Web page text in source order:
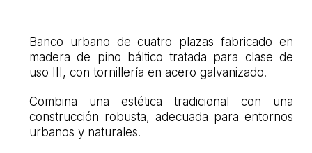
Banco urbano de cuatro plazas fabricado en
madera de pino báltico tratada para clase de
uso III, con tornillería en acero galvanizado.
Combina una estética tradicional con una
construcción robusta, adecuada para entornos
urbanos y naturales.